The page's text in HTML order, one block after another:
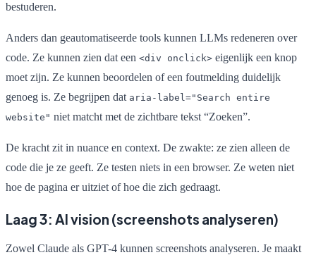
bestuderen.
Anders dan geautomatiseerde tools kunnen LLMs redeneren over
code. Ze kunnen zien dat een <div onclick> eigenlijk een knop
moet zijn. Ze kunnen beoordelen of een foutmelding duidelijk
genoeg is. Ze begrijpen dat aria-label="Search entire
website" niet matcht met de zichtbare tekst “Zoeken”.
De kracht zit in nuance en context. De zwakte: ze zien alleen de
code die je ze geeft. Ze testen niets in een browser. Ze weten niet
hoe de pagina er uitziet of hoe die zich gedraagt.
Laag 3: AI vision (screenshots analyseren)
Zowel Claude als GPT-4 kunnen screenshots analyseren. Je maakt